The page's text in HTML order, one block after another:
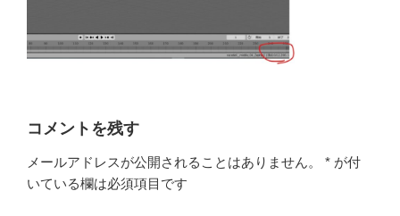
コメントを残す
メールアドレスが公開されることはありません。 * が付
いている欄は必須項目です